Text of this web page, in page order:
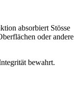
absorbiert Stösse
oder andere
bewahrt.